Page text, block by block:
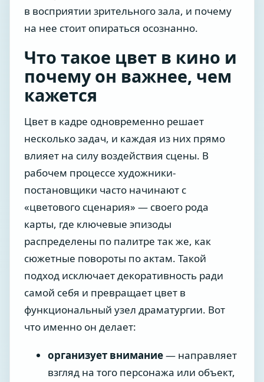
в восприятии зрительного зала, и почему
на нее стоит опираться осознанно.
Что такое цвет в кино и
почему он важнее, чем
кажется
Цвет в кадре одновременно решает
несколько задач, и каждая из них прямо
влияет на силу воздействия сцены. В
рабочем процессе художники-
постановщики часто начинают с
«цветового сценария» — своего рода
карты, где ключевые эпизоды
распределены по палитре так же, как
сюжетные повороты по актам. Такой
подход исключает декоративность ради
самой себя и превращает цвет в
функциональный узел драматургии. Вот
что именно он делает:
организует внимание— направляет
взгляд на того персонажа или объект,